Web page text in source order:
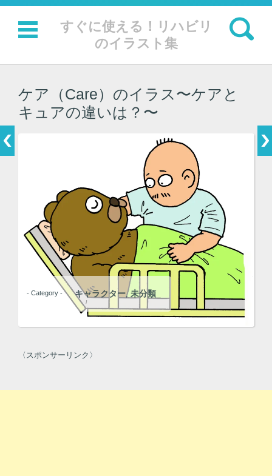
すぐに使える！リハビリ
のイラスト集
検索:
コンテンツに移動
ケア（Care）のイラス〜ケアと
キュアの違いは？〜
- Category - キャラクター, 未分類
〈スポンサーリンク〉